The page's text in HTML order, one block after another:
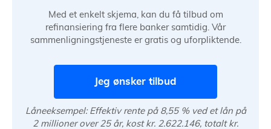
Med et enkelt skjema, kan du få tilbud om
refinansiering fra flere banker samtidig. Vår
sammenligningstjeneste er gratis og uforpliktende.
Jeg ønsker tilbud
Låneeksempel: Effektiv rente på 8,55 % ved et lån på
2 millioner over 25 år, kost kr. 2.622.146, totalt kr.